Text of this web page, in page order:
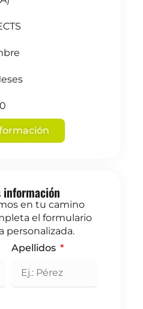
información
en tu camino
el formulario
personalizada.
Apellidos